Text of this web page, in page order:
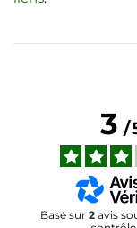
3/
Basé sur 2 avis